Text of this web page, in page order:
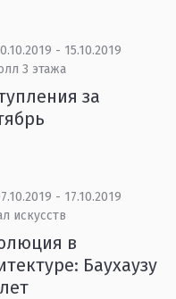
- 15.10.2019
3 этажа
за
- 17.10.2019
искусств
в
Баухаузу